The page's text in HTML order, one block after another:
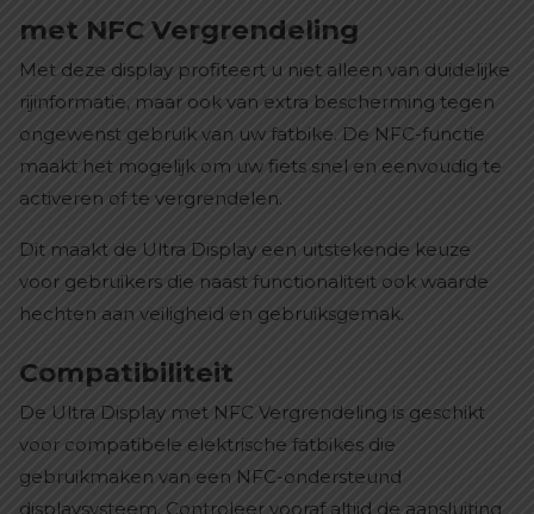
met NFC Vergrendeling
Met deze display profiteert u niet alleen van duidelijke
rijinformatie, maar ook van extra bescherming tegen
ongewenst gebruik van uw fatbike. De NFC-functie
maakt het mogelijk om uw fiets snel en eenvoudig te
activeren of te vergrendelen.
Dit maakt de Ultra Display een uitstekende keuze
voor gebruikers die naast functionaliteit ook waarde
hechten aan veiligheid en gebruiksgemak.
Compatibiliteit
De Ultra Display met NFC Vergrendeling is geschikt
voor compatibele elektrische fatbikes die
gebruikmaken van een NFC-ondersteund
displaysysteem. Controleer vooraf altijd de aansluiting